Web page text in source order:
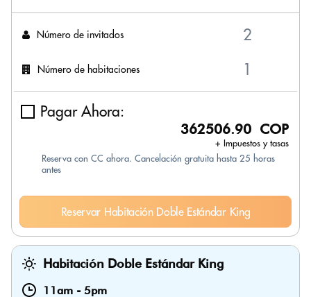
Número de invitados
Número de habitaciones
Pagar Ahora:
362506.90 COP
+ Impuestos y tasas
Reserva con CC ahora. Cancelación gratuita hasta 25 horas
antes
Reservar Habitación Doble Estándar King
Habitación Doble Estándar King
11am - 5pm